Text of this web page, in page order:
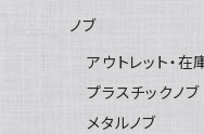
ノブ
アウトレット・在
プラスチックノブ
メタルノブ